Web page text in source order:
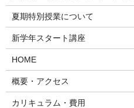
夏期特別授業について
新学年スタート講座
HOME
概要・アクセス
カリキュラム・費用